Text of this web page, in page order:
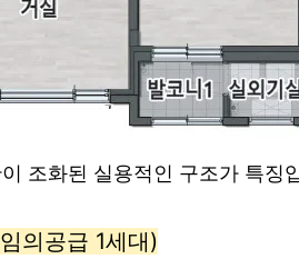
조화된 실용적인 구조가 특징
의공급 1세대)